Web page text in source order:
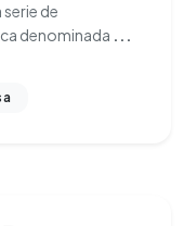
de
denominada ...